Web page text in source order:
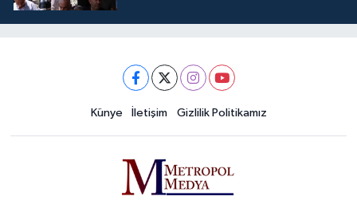
Künye İletişim Gizlilik Politikamız